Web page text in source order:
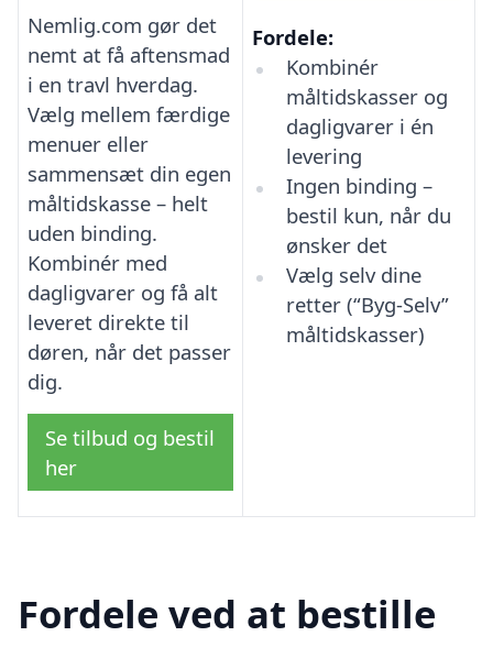
Nemlig.com gør det
nemt at få aftensmad
i en travl hverdag.
Vælg mellem færdige
menuer eller
sammensæt din egen
måltidskasse – helt
uden binding.
Kombinér med
dagligvarer og få alt
leveret direkte til
døren, når det passer
dig.
Se tilbud og bestil
her
Fordele:
Kombinér
måltidskasser og
dagligvarer i én
levering
Ingen binding –
bestil kun, når du
ønsker det
Vælg selv dine
retter (“Byg-Selv”
måltidskasser)
Fordele ved at bestille